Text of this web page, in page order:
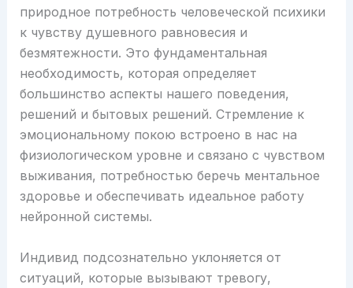
природное потребность человеческой психики
к чувству душевного равновесия и
безмятежности. Это фундаментальная
необходимость, которая определяет
большинство аспекты нашего поведения,
решений и бытовых решений. Стремление к
эмоциональному покою встроено в нас на
физиологическом уровне и связано с чувством
выживания, потребностью беречь ментальное
здоровье и обеспечивать идеальное работу
нейронной системы.
Индивид подсознательно уклоняется от
ситуаций, которые вызывают тревогу,